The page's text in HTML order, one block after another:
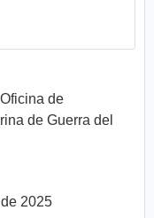
Oficina de
de Guerra del
2025